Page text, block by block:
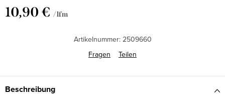
10,90 € / lfm
Artikelnummer: 2509660
Fragen
Teilen
Beschreibung